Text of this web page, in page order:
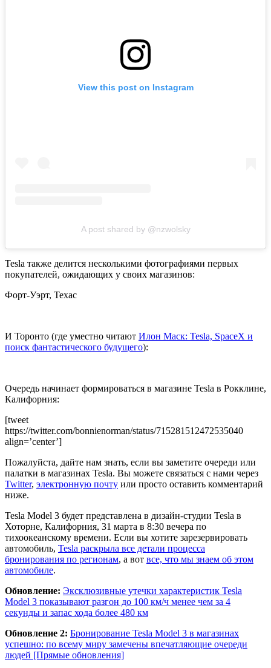
View this post on Instagram
A post shared by @nzwolsky
Tesla также делится несколькими фотографиями первых
покупателей, ожидающих у своих магазинов:
Форт-Уэрт, Техас
И Торонто (где уместно читают Илон Маск: Tesla, SpaceX и
поиск фантастического будущего):
Очередь начинает формироваться в магазине Tesla в Рокклине,
Калифорния:
[tweet
https://twitter.com/bonnienorman/status/715281512472535040
align=’center’]
Пожалуйста, дайте нам знать, если вы заметите очереди или
палатки в магазинах Tesla. Вы можете связаться с нами через
Twitter, электронную почту или просто оставить комментарий
ниже.
Tesla Model 3 будет представлена в дизайн-студии Tesla в
Хоторне, Калифорния, 31 марта в 8:30 вечера по
тихоокеанскому времени. Если вы хотите зарезервировать
автомобиль, Tesla раскрыла все детали процесса
бронирования по регионам, а вот все, что мы знаем об этом
автомобиле.
Обновление: Эксклюзивные утечки характеристик Tesla
Model 3 показывают разгон до 100 км/ч менее чем за 4
секунды и запас хода более 480 км
Обновление 2: Бронирование Tesla Model 3 в магазинах
успешно: по всему миру замечены впечатляющие очереди
людей [Прямые обновления]